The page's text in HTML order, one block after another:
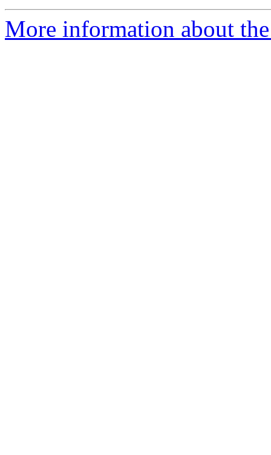
More information about